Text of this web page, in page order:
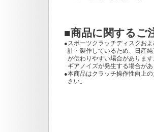
■商品に関するご
●スポーツクラッチディスクお
計・製作しているため、日産
が伝わりやすい場合がありま
ギアノイズが発生する場合が
●本商品はクラッチ操作性向上
さい。